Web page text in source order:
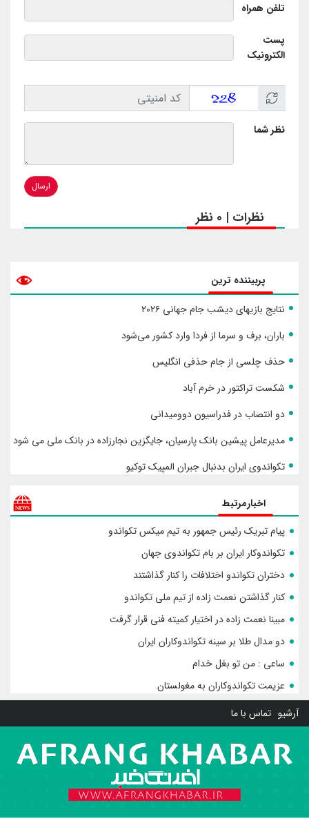
تلفن همراه
پست
الکترونیک
نظر شما
ارسال
نظرات | 0 نظر
پربیننده ترین
نتایج بازیهای دیشب جام جهانی ۲۰۲۶
باران، برف و سرما از فردا وارد کشور می‌شود
حذف چلسی از جام حذفی انگلیس
شکست تراکتور در خرم آباد
دو انتصاب در فدراسیون دوومیدانی
مدیرعامل پیشین بانک پارسیان، جایگزین نجارزاده در بانک ملی می شود
تکواندوی ایران بدنبال جبران المپیک توکیو
اخبارمرتبط
پیام تبریک رئیس جمهور به تیم میکس تکواندو
تکواندوکار ایران بر بام تکواندوی جهان
دختران تکواندو اختلافات را کنار گذاشتند
کنار گذاشتن نعمت زاده از تیم ملی تکواندو
مبینا نعمت زاده در اختیار کمیته فنی قرار گرفت
دو مدال طلا بر سینه تکواندوکاران ایران
ساعی : من تو بغل خدام
عزیمت تکواندوکاران به مغولستان
آرشیو تماس با ما